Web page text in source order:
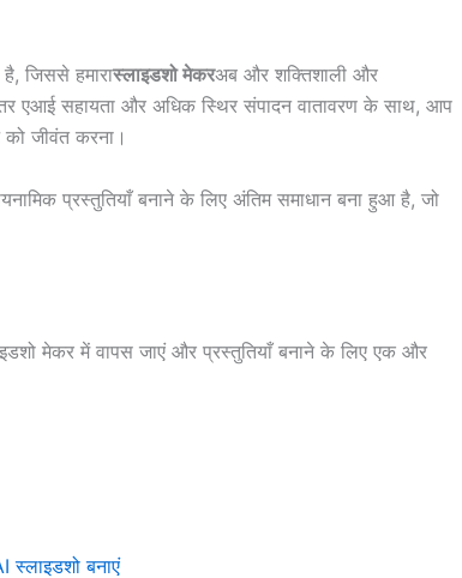
जिससे हमारास्लाइडशो मेकरअब और शक्तिशाली और
एआई सहायता और अधिक स्थिर संपादन वातावरण के साथ, आप
को जीवंत करना।
प्रस्तुतियाँ बनाने के लिए अंतिम समाधान बना हुआ है, जो
मेकर में वापस जाएं और प्रस्तुतियाँ बनाने के लिए एक और
बनाएं